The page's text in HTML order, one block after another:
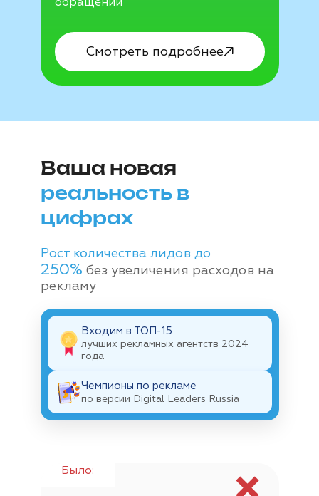
Смотреть подробнее
Ваша новая
реальность в
цифрах
Рост количества лидов до
250% без увеличения расходов на
рекламу
Входим в ТОП-15
лучших рекламных агентств 2024
года
Чемпионы по рекламе
по версии Digital Leaders Russia